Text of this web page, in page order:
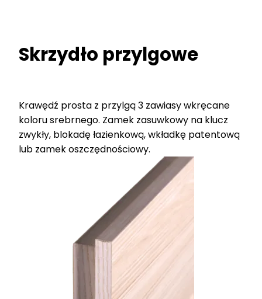
Skrzydło przylgowe
Krawędź prosta z przylgą 3 zawiasy wkręcane
koloru srebrnego. Zamek zasuwkowy na klucz
zwykły, blokadę łazienkową, wkładkę patentową
lub zamek oszczędnościowy.